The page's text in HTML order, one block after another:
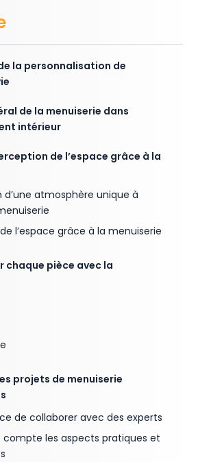
la personnalisation de
de la menuiserie dans
intérieur
de l’espace grâce à la
d’une atmosphère unique à
l’espace grâce à la menuiserie
chaque pièce avec la
projets de menuiserie
de collaborer avec des experts
compte les aspects pratiques et